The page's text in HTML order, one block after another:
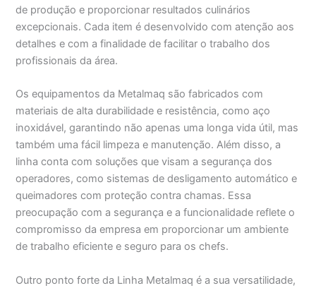
de produção e proporcionar resultados culinários
excepcionais. Cada item é desenvolvido com atenção aos
detalhes e com a finalidade de facilitar o trabalho dos
profissionais da área.
Os equipamentos da Metalmaq são fabricados com
materiais de alta durabilidade e resistência, como aço
inoxidável, garantindo não apenas uma longa vida útil, mas
também uma fácil limpeza e manutenção. Além disso, a
linha conta com soluções que visam a segurança dos
operadores, como sistemas de desligamento automático e
queimadores com proteção contra chamas. Essa
preocupação com a segurança e a funcionalidade reflete o
compromisso da empresa em proporcionar um ambiente
de trabalho eficiente e seguro para os chefs.
Outro ponto forte da Linha Metalmaq é a sua versatilidade,